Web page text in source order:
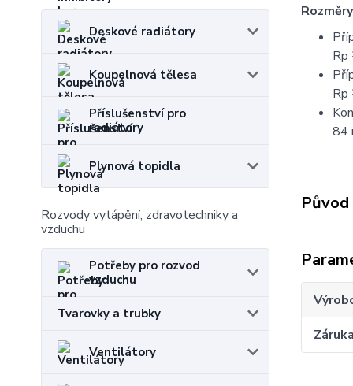
Deskové radiátory
Koupelnová tělesa
Příslušenství pro
radiátory
Plynová topidla
Rozvody vytápění, zdravotechniky a
vzduchu
Potřeby pro rozvod
vzduchu
Tvarovky a trubky
Ventilátory
84
Záruka